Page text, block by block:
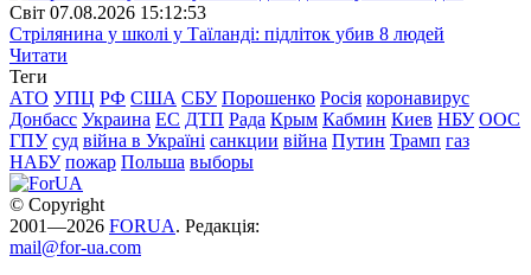
Свiт 07.08.2026 15:12:53
Стрілянина у школі у Таїланді: підліток убив 8 людей
Читати
Теги
АТО УПЦ РФ США СБУ Порошенко Росія коронавирус
Донбасс Украина ЕС ДТП Рада Крым Кабмин Киев НБУ ООС
ГПУ суд війна в Україні санкции війна Путин Трамп газ
НАБУ пожар Польша выборы
© Copyright
2001—2026 FORUA. Редакція:
mail@for-ua.com